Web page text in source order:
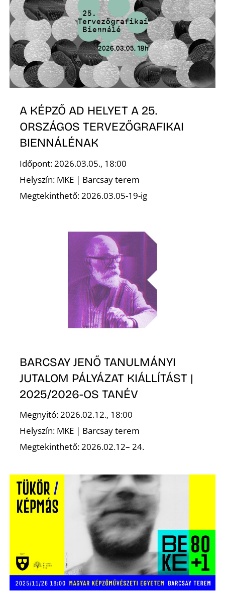
A KÉPZŐ AD HELYET A 25.
ORSZÁGOS TERVEZŐGRAFIKAI
BIENNÁLÉNAK
Időpont: 2026.03.05., 18:00
Helyszín: MKE | Barcsay terem
Megtekinthető: 2026.03.05-19-ig
BARCSAY JENŐ TANULMÁNYI
JUTALOM PÁLYÁZAT KIÁLLÍTÁST |
2025/2026-OS TANÉV
Megnyitó: 2026.02.12., 18:00
Helyszín: MKE | Barcsay terem
Megtekinthető: 2026.02.12– 24.